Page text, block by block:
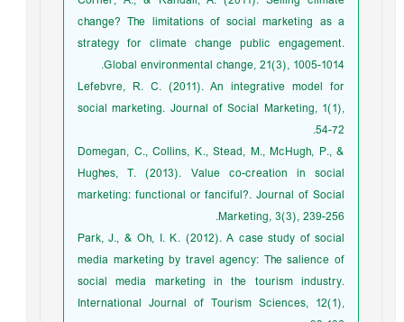
change? The limitations of social marketing as a
strategy for climate change public engagement.
Global environmental change, 21(3), 1005-1014.
Lefebvre, R. C. (2011). An integrative model for
social marketing. Journal of Social Marketing, 1(1),
54-72.
Domegan, C., Collins, K., Stead, M., McHugh, P., &
Hughes, T. (2013). Value co-creation in social
marketing: functional or fanciful?. Journal of Social
Marketing, 3(3), 239-256.
Park, J., & Oh, I. K. (2012). A case study of social
media marketing by travel agency: The salience of
social media marketing in the tourism industry.
International Journal of Tourism Sciences, 12(1),